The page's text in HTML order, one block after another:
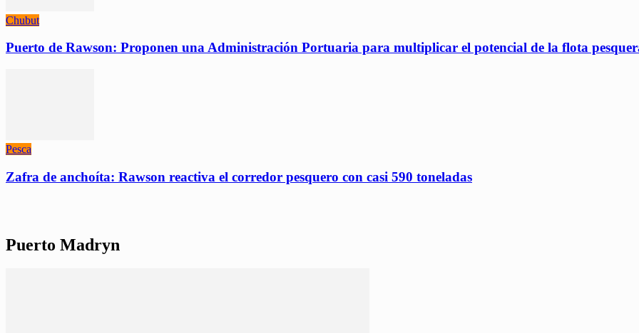
Chubut
Puerto de Rawson: Proponen una Administración Portuaria para multiplicar el potencial de la flota
Pesca
Zafra de anchoíta: Rawson reactiva el corredor pesquero con casi 590 toneladas
Puerto Madryn